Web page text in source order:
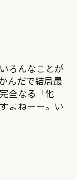
ろんなことが
んだで結局最
全なる「他
よねーー。い